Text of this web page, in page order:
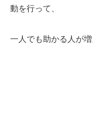
動を行って、
一人でも助かる人が